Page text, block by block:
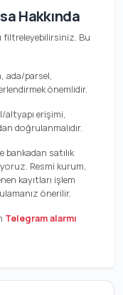
Hakkında
filtreleyebilirsiniz. Bu
ada/parsel,
önemlidir.
erişimi,
doğrulanmalıdır.
bankadan satılık
Resmi kurum,
kayıtları işlem
önerilir.
Telegram alarmı